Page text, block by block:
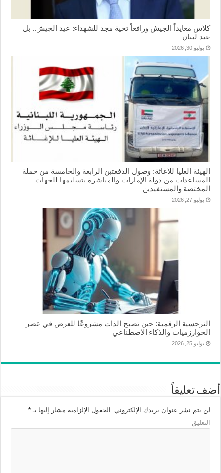
كلاس معايداً الجيش ورافعاً تحية مجد للشهداء: عيد الجيش.. بل
عيد لبنان
يوليو 30, 2026
الهيئة العليا للاغاثة: وصول الدفعتين الرابعة والخامسة من حملة
المساعدات من دولة الإمارات والمباشرة بتسليمها للجهات
المختصة والمستفيدين
يوليو 27, 2026
النرجسية الرقمية: حين تصبح الذات مشروعًا للعرض في عصر
الخوارزميات والذكاء الاصطناعي
يوليو 25, 2026
أضف تعليقاً
لن يتم نشر عنوان بريدك الإلكتروني. الحقول الإلزامية مشار إليها بـ*
التعليق